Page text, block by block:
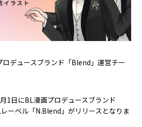
ロデュースブランド「Blend」運営チー
1日にBL漫画プロデュースブランド
ーベル「N.Blend」がリリースとなりま